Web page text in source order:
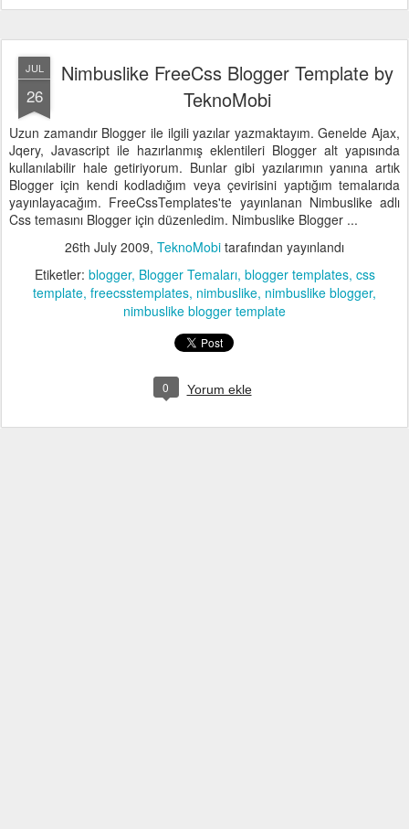
JUL
26
Nimbuslike FreeCss Blogger Template by
TeknoMobi
Uzun zamandır Blogger ile ilgili yazılar yazmaktayım. Genelde Ajax,
Jqery, Javascript ile hazırlanmış eklentileri Blogger alt yapısında
kullanılabilir hale getiriyorum. Bunlar gibi yazılarımın yanına artık
Blogger için kendi kodladığım veya çevirisini yaptığım temalarıda
yayınlayacağım. FreeCssTemplates'te yayınlanan Nimbuslike adlı
Css temasını Blogger için düzenledim. Nimbuslike Blogger ...
26th July 2009, TeknoMobi tarafından yayınlandı
Etiketler: blogger Blogger Temaları blogger templates css
template freecsstemplates nimbuslike nimbuslike blogger
nimbuslike blogger template
0 Yorum ekle